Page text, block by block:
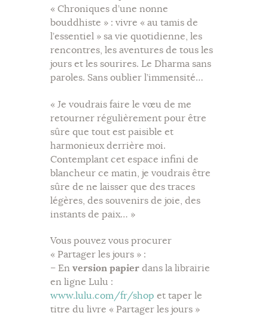
« Chroniques d’une nonne
bouddhiste » : vivre « au tamis de
l’essentiel » sa vie quotidienne, les
rencontres, les aventures de tous les
jours et les sourires. Le Dharma sans
paroles. Sans oublier l’immensité…
« Je voudrais faire le vœu de me
retourner régulièrement pour être
sûre que tout est paisible et
harmonieux derrière moi.
Contemplant cet espace infini de
blancheur ce matin, je voudrais être
sûre de ne laisser que des traces
légères, des souvenirs de joie, des
instants de paix… »
Vous pouvez vous procurer
« Partager les jours » :
– En version papier dans la librairie
en ligne Lulu :
www.lulu.com/fr/shop et taper le
titre du livre « Partager les jours »